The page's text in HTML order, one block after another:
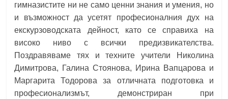
гимназистите ни не само ценни знания и умения, но
и възможност да усетят професионалния дух на
екскурзоводската дейност, като се справиха на
високо ниво с всички предизвикателства.
Поздравяваме тях и техните учители Николина
Димитрова, Галина Стоянова, Ирина Вапцарова и
Маргарита Тодорова за отличната подготовка и
професионализмът, демонстриран при